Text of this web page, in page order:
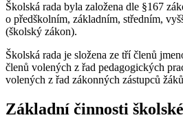
Školská rada byla založena dle §167
o předškolním, základním, středním,
(školský zákon).
Školská rada je složena ze tří členů
členů volených z řad pedagogických
volených z řad zákonných zástupců
Základní činnosti